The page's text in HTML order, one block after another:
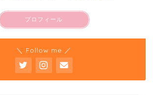
プロフィール
＼ Follow me ／